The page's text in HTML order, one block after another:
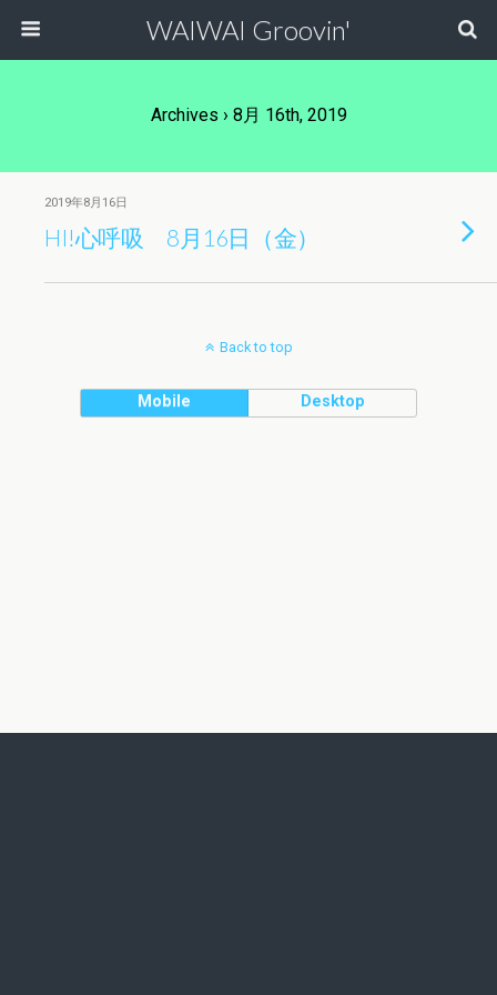
WAIWAI Groovin'
Archives › 8月 16th, 2019
2019年8月16日
HI!心呼吸 8月16日（金）
Back to top
Mobile Desktop